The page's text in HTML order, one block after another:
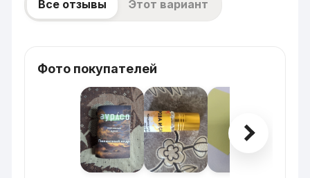
Все отзывы Этот вариант
Фото покупателей